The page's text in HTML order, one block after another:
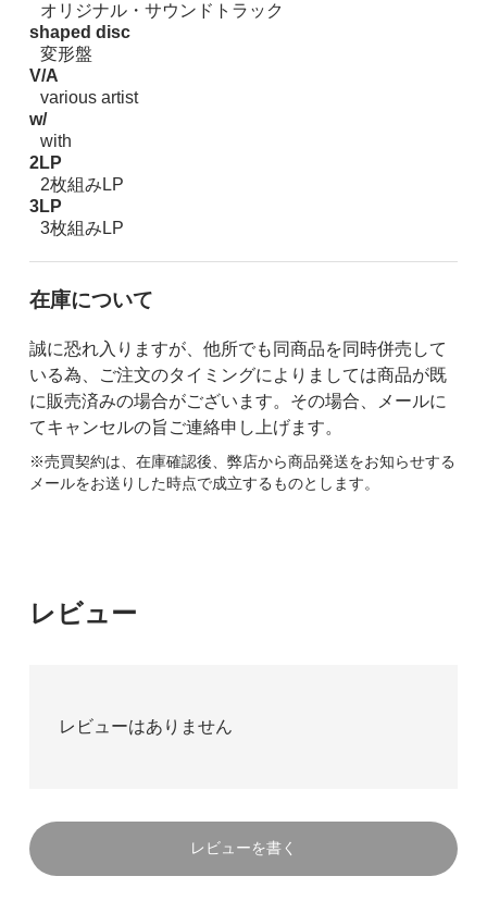
オリジナル・サウンドトラック
shaped disc
変形盤
V/A
various artist
w/
with
2LP
2枚組みLP
3LP
3枚組みLP
在庫について
誠に恐れ入りますが、他所でも同商品を同時併売して
いる為、ご注文のタイミングによりましては商品が既
に販売済みの場合がございます。その場合、メールに
てキャンセルの旨ご連絡申し上げます。
※売買契約は、在庫確認後、弊店から商品発送をお知らせする
メールをお送りした時点で成立するものとします。
レビュー
レビューはありません
レビューを書く